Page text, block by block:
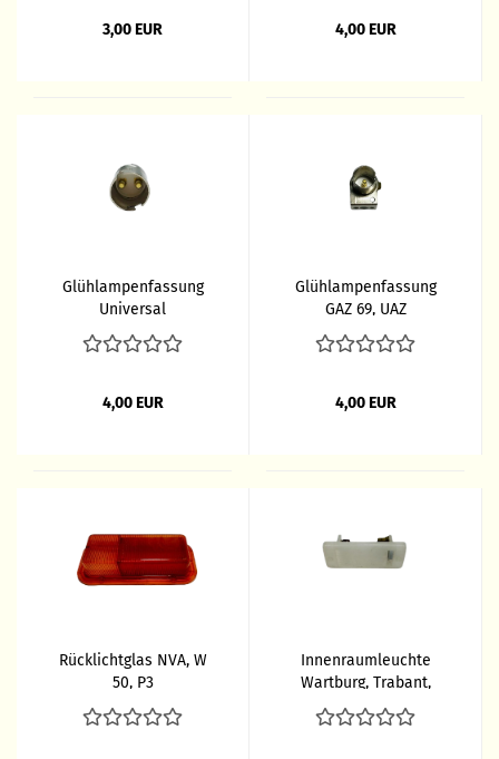
3,00 EUR 4,00 EUR
Glühlampenfassung
Universal
4,00 EUR
Glühlampenfassung
GAZ 69, UAZ
4,00 EUR
Rücklichtglas NVA, W
50, P3
Innenraumleuchte
Wartburg, Trabant,
Multicar, W 50